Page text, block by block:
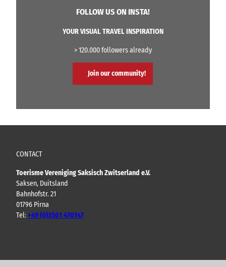
FOLLOW US ON INSTA!
YOUR VISUAL TRAVEL INSPIRATION
> 120.000 followers already
Join our community!
CONTACT
Toerisme Vereniging Saksisch Zwitserland e.V.
Saksen, Duitsland
Bahnhofstr. 21
01796 Pirna
Tel:+49 (0)3501 470147
u
c
s
o